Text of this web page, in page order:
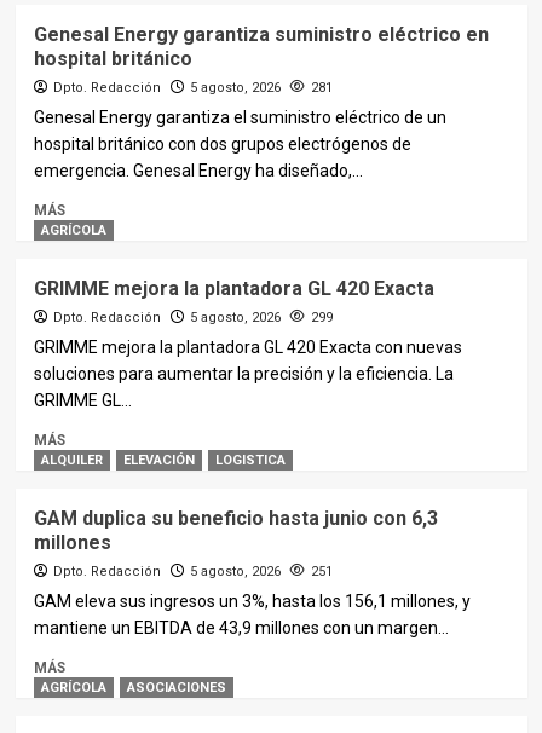
Genesal Energy garantiza suministro eléctrico en
hospital británico
Dpto. Redacción 5 agosto, 2026 281
Genesal Energy garantiza el suministro eléctrico de un
hospital británico con dos grupos electrógenos de
emergencia. Genesal Energy ha diseñado,...
MÁS
AGRÍCOLA
GRIMME mejora la plantadora GL 420 Exacta
Dpto. Redacción 5 agosto, 2026 299
GRIMME mejora la plantadora GL 420 Exacta con nuevas
soluciones para aumentar la precisión y la eficiencia. La
GRIMME GL...
MÁS
ALQUILER ELEVACIÓN LOGISTICA
GAM duplica su beneficio hasta junio con 6,3
millones
Dpto. Redacción 5 agosto, 2026 251
GAM eleva sus ingresos un 3%, hasta los 156,1 millones, y
mantiene un EBITDA de 43,9 millones con un margen...
MÁS
AGRÍCOLA ASOCIACIONES